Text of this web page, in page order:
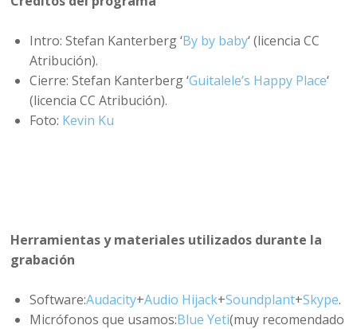
Intro: Stefan Kanterberg ‘By by baby‘ (licencia CC
Atribución).
Cierre: Stefan Kanterberg ‘Guitalele’s Happy Place‘
(licencia CC Atribución).
Foto: Kevin Ku
Herramientas y materiales utilizados durante la
grabación
Software:Audacity+Audio Hijack+Soundplant+Skype.
Micrófonos que usamos:Blue Yeti(muy recomendado